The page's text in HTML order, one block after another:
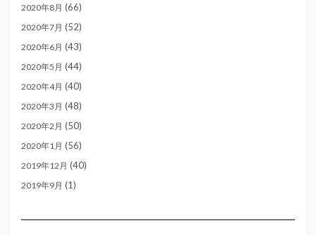
2020年8月 (66)
2020年7月 (52)
2020年6月 (43)
2020年5月 (44)
2020年4月 (40)
2020年3月 (48)
2020年2月 (50)
2020年1月 (56)
2019年12月 (40)
2019年9月 (1)